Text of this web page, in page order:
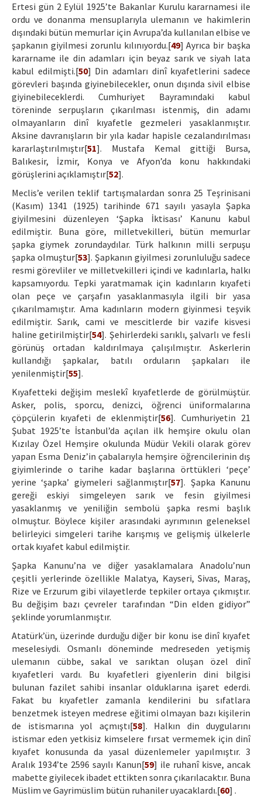
Ertesi gün 2 Eylül 1925’te Bakanlar Kurulu kararnamesi ile
ordu ve donanma mensuplarıyla ulemanın ve hakimlerin
dışındaki bütün memurlar için Avrupa’da kullanılan elbise ve
şapkanın giyilmesi zorunlu kılınıyordu.[49] Ayrıca bir başka
kararname ile din adamları için beyaz sarık ve siyah lata
kabul edilmişti.[50] Din adamları dinî kıyafetlerini sadece
görevleri başında giyinebilecekler, onun dışında sivil elbise
giyinebileceklerdi. Cumhuriyet Bayramındaki kabul
töreninde serpuşların çıkarılması istenmiş, din adamı
olmayanların dinî kıyafetle gezmeleri yasaklanmıştır.
Aksine davranışların bir yıla kadar hapisle cezalandırılması
kararlaştırılmıştır[51]. Mustafa Kemal gittiği Bursa,
Balıkesir, İzmir, Konya ve Afyon’da konu hakkındaki
görüşlerini açıklamıştır[52].
Meclis’e verilen teklif tartışmalardan sonra 25 Teşrinisani
(Kasım) 1341 (1925) tarihinde 671 sayılı yasayla Şapka
giyilmesini düzenleyen ‘Şapka İktisası’ Kanunu kabul
edilmiştir. Buna göre, milletvekilleri, bütün memurlar
şapka giymek zorundaydılar. Türk halkının milli serpuşu
şapka olmuştur[53]. Şapkanın giyilmesi zorunluluğu sadece
resmi görevliler ve milletvekilleri içindi ve kadınlarla, halkı
kapsamıyordu. Tepki yaratmamak için kadınların kıyafeti
olan peçe ve çarşafın yasaklanmasıyla ilgili bir yasa
çıkarılmamıştır. Ama kadınların modern giyinmesi teşvik
edilmiştir. Sarık, cami ve mescitlerde bir vazife kisvesi
haline getirilmiştir[54]. Şehirlerdeki sarıklı, şalvarlı ve fesli
görünüş ortadan kaldırılmaya çalışılmıştır. Askerlerin
kullandığı şapkalar, batılı orduların şapkaları ile
yenilenmiştir[55].
Kıyafetteki değişim meslekî kıyafetlerde de görülmüştür.
Asker, polis, sporcu, denizci, öğrenci üniformalarına
çöpçülerin kıyafeti de eklenmiştir[56]. Cumhuriyetin 21
Şubat 1925’te İstanbul’da açılan ilk hemşire okulu olan
Kızılay Özel Hemşire okulunda Müdür Vekili olarak görev
yapan Esma Deniz’in çabalarıyla hemşire öğrencilerinin dış
giyimlerinde o tarihe kadar başlarına örttükleri ‘peçe’
yerine ‘şapka’ giymeleri sağlanmıştır[57]. Şapka Kanunu
gereği eskiyi simgeleyen sarık ve fesin giyilmesi
yasaklanmış ve yeniliğin sembolü şapka resmi başlık
olmuştur. Böylece kişiler arasındaki ayrımının geleneksel
belirleyici simgeleri tarihe karışmış ve gelişmiş ülkelerle
ortak kıyafet kabul edilmiştir.
Şapka Kanunu’na ve diğer yasaklamalara Anadolu’nun
çeşitli yerlerinde özellikle Malatya, Kayseri, Sivas, Maraş,
Rize ve Erzurum gibi vilayetlerde tepkiler ortaya çıkmıştır.
Bu değişim bazı çevreler tarafından “Din elden gidiyor”
şeklinde yorumlanmıştır.
Atatürk’ün, üzerinde durduğu diğer bir konu ise dinî kıyafet
meselesiydi. Osmanlı döneminde medreseden yetişmiş
ulemanın cübbe, sakal ve sarıktan oluşan özel dinî
kıyafetleri vardı. Bu kıyafetleri giyenlerin dini bilgisi
bulunan fazilet sahibi insanlar olduklarına işaret ederdi.
Fakat bu kıyafetler zamanla kendilerini bu sıfatlara
benzetmek isteyen medrese eğitimi olmayan bazı kişilerin
de istismarına yol açmıştı[58]. Halkın din duygularını
istismar eden yetkisiz kimselere fırsat vermemek için dinî
kıyafet konusunda da yasal düzenlemeler yapılmıştır. 3
Aralık 1934’te 2596 sayılı Kanun[59] ile ruhanî kisve, ancak
mabette giyilecek ibadet ettikten sonra çıkarılacaktır. Buna
Müslim ve Gayrimüslim bütün ruhaniler uyacaklardı.[60] .